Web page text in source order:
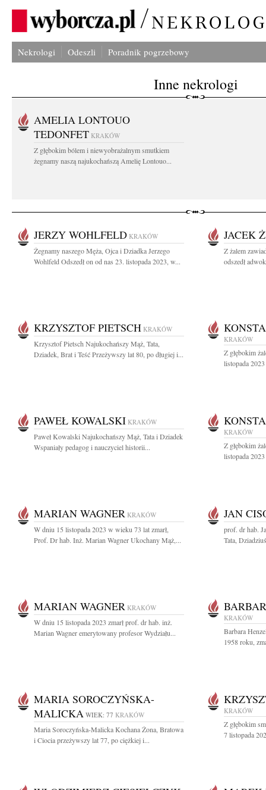
Nekrologi Odeszli Poradnik pogrzebowy
Inne nekrologi
AMELIA LONTOUO
TEDONFET KRAKÓW
Z głębokim bólem i niewyobrażalnym smutkiem
żegnamy naszą najukochańszą Amelię Lontouo...
JERZY WOHLFELD KRAKÓW
Żegnamy naszego Męża, Ojca i Dziadka Jerzego
Wohlfeld Odszedł on od nas 23. listopada 2023, w...
JACEK
Z żalem
odszedł
KRZYSZTOF PIETSCH KRAKÓW
Krzysztof Pietsch Najukochańszy Mąż, Tata,
Dziadek, Brat i Teść Przeżywszy lat 80, po długiej i...
KRAKÓW
Z głębokim
listopada
PAWEŁ KOWALSKI KRAKÓW
Paweł Kowalski Najukochańszy Mąż, Tata i Dziadek
Wspaniały pedagog i nauczyciel historii...
KRAKÓW
Z głębokim
listopada
MARIAN WAGNER KRAKÓW
W dniu 15 listopada 2023 w wieku 73 lat zmarł,
Prof. Dr hab. Inż. Marian Wagner Ukochany Mąż,...
JAN
prof. dr hab.
Tata,
MARIAN WAGNER KRAKÓW
W dniu 15 listopada 2023 zmarł prof. dr hab. inż.
Marian Wagner emerytowany profesor Wydziału...
KRAKÓW
Barbara
1958 roku,
MARIA SOROCZYŃSKA-
MALICKA WIEK: 77 KRAKÓW
Maria Soroczyńska-Malicka Kochana Żona, Bratowa
i Ciocia przeżywszy lat 77, po ciężkiej i...
KRAKÓW
Z głębokim
7 listopada